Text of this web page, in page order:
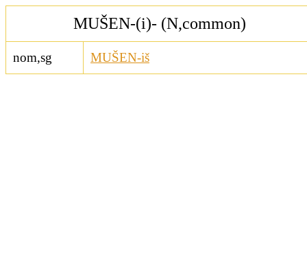
MUŠEN-(i)- (N,common)
nom,sg MUŠEN-iš